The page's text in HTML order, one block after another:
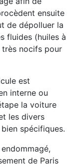
ensuite
de dépolluer la
fluides (huiles à
nocifs pour
est
interne ou
la voiture
les divers
spécifiques.
de Paris